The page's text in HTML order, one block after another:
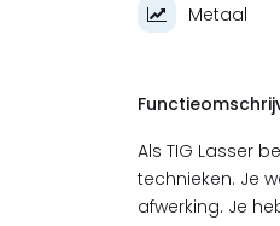
Metaal
Als TIG Lasser
technieken. Je
afwerking. Je